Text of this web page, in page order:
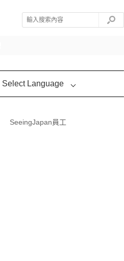
Select Language
SeeingJapan員工